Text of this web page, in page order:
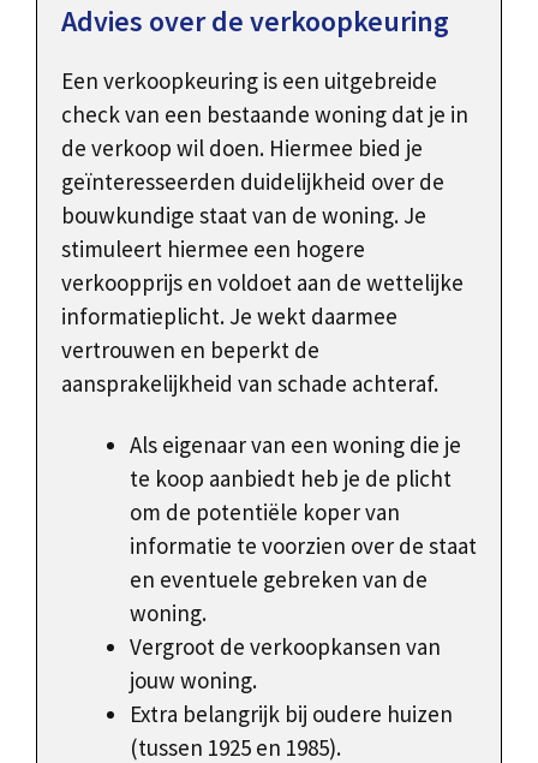
Advies over de verkoopkeuring
Een verkoopkeuring is een uitgebreide
check van een bestaande woning dat je in
de verkoop wil doen. Hiermee bied je
geïnteresseerden duidelijkheid over de
bouwkundige staat van de woning. Je
stimuleert hiermee een hogere
verkoopprijs en voldoet aan de wettelijke
informatieplicht. Je wekt daarmee
vertrouwen en beperkt de
aansprakelijkheid van schade achteraf.
Als eigenaar van een woning die je
te koop aanbiedt heb je de plicht
om de potentiële koper van
informatie te voorzien over de staat
en eventuele gebreken van de
woning.
Vergroot de verkoopkansen van
jouw woning.
Extra belangrijk bij oudere huizen
(tussen 1925 en 1985).